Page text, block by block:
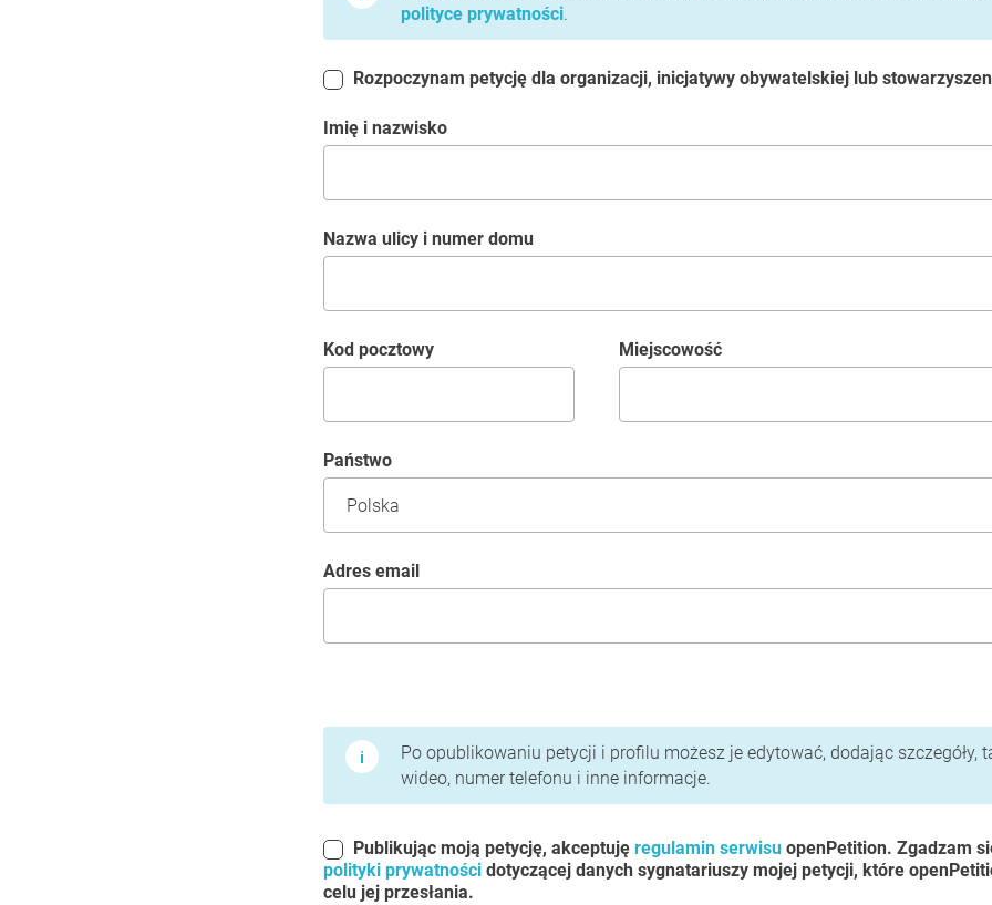
polityce prywatności.
Rozpoczynam petycję dla organizacji, inicjatywy obywatelskiej lub
Imię i nazwisko
Nazwa ulicy i numer domu
kod pocztowy Miejscowość
Państwo
Adres email
Warunki użytkowania i polityka prywatności
Po opublikowaniu petycji i profilu możesz je edytować, dodając szczegóły,
wideo, numer telefonu i inne informacje.
Publikując moją petycję, akceptuję regulamin serwisu openPetition. Zgadzam
polityki prywatności dotyczącej danych sygnatariuszy mojej petycji, które
celu jej przesłania.